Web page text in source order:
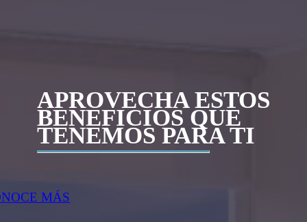
APROVECHA ESTOS
BENEFICIOS QUE
TENEMOS PARA TI
MÁS